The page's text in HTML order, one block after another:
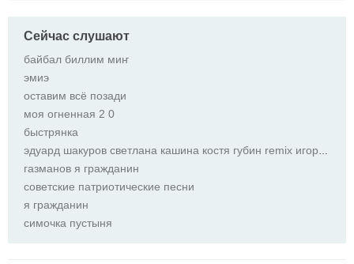
Сейчас слушают
байбал биллим миҥ
эмиэ
оставим всё позади
моя огненная 2 0
быстрянка
эдуард шакуров светлана кашина костя губин remix игорь харьковтен
газманов я гражданин
советские патриотические песни
я гражданин
симочка пустыня